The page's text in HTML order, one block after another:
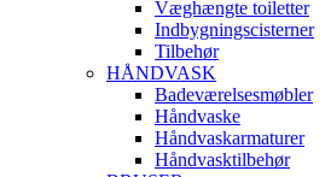
Væghængte toiletter
Indbygningscisterner
Tilbehør
HÅNDVASK
Badeværelsesmøbler
Håndvaske
Håndvaskarmaturer
Håndvasktilbehør